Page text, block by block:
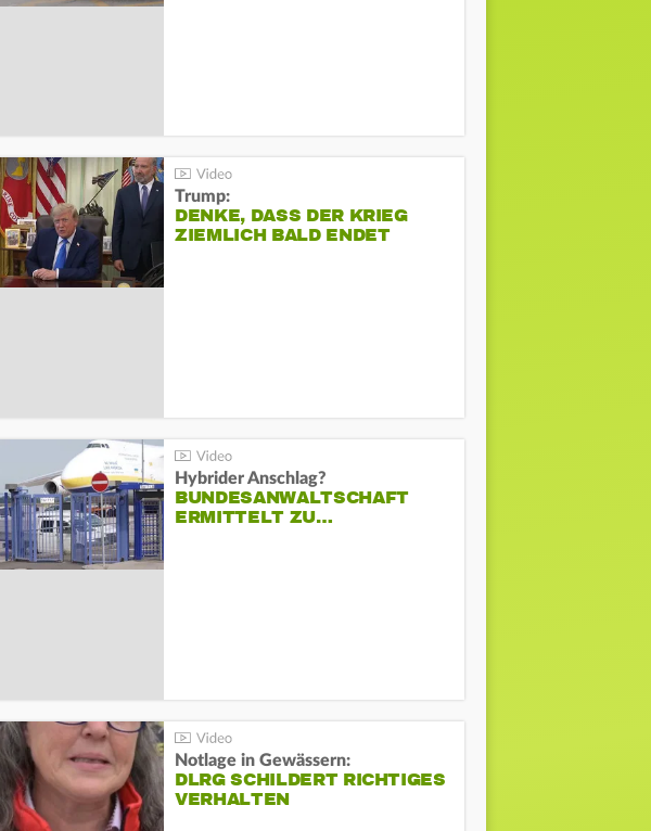
Trump:
DENKE, DASS DER KRIEG
ZIEMLICH BALD ENDET
Hybrider Anschlag?
BUNDESANWALTSCHAFT
ERMITTELT ZU…
Notlage in Gewässern:
DLRG SCHILDERT RICHTIGES
VERHALTEN